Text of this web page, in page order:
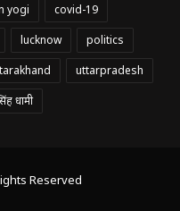
yogi
covid-19
lucknow
politics
uttarpradesh
धामी
Reserved